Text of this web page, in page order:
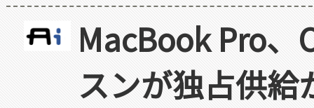
MacBook Pro
スンが独占供給